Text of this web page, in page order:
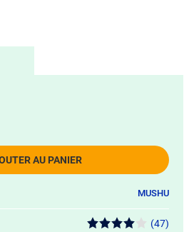
AU PANIER
MUSHU
(47)